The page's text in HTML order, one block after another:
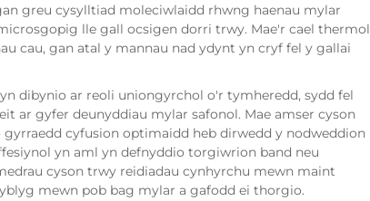
greu cysylltiad moleciwlaidd rhwng haenau mylar
lle gall ocsigen dorri trwy. Mae'r cael thermol
cau, gan atal y mannau nad ydynt yn cryf fel y gallai
dibynio ar reoli uniongyrchol o'r tymheredd, sydd fel
ar gyfer deunyddiau mylar safonol. Mae amser cyson
cyfusion optimaidd heb dirwedd y nodweddion
yn aml yn defnyddio torgiwrion band neu
cyson trwy reidiadau cynhyrchu mewn maint
mewn pob bag mylar a gafodd ei thorgio.